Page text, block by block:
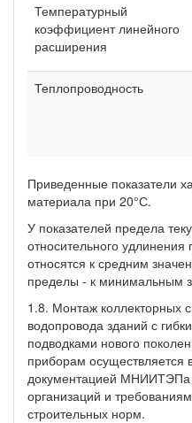
Температурный
коэффициент линейного
расширения
Теплопроводность
Приведенные показатели
материала при 20°С.
У показателей предела
относительного
относятся к средним
пределы - к минимальным
1.8. Монтаж коллекторных
водопровода зданий с
подводками нового
приборам осуществляется
документацией МНИИТЭПа
организаций и
строительных норм.